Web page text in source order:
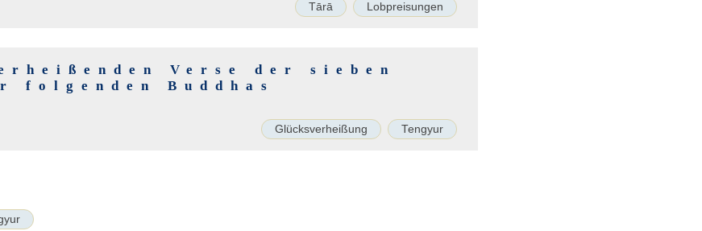
Tārā Lobpreisungen
Verse der sieben
folgenden Buddhas
Glücksverheißung Tengyur